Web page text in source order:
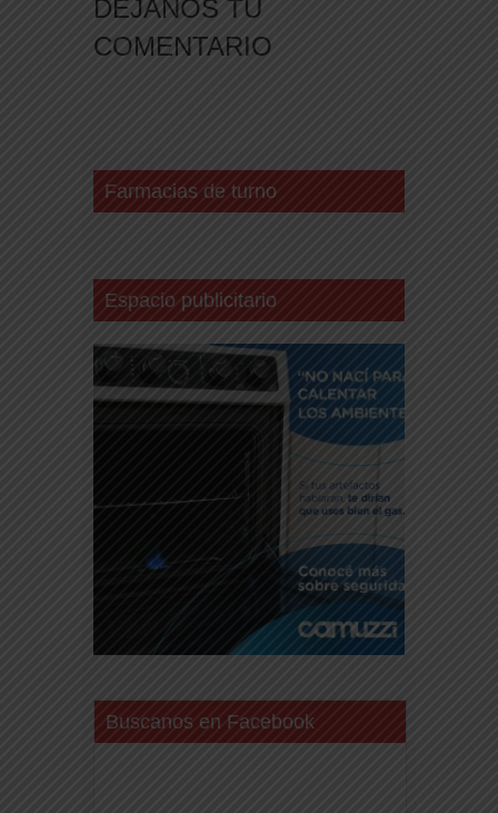
DEJANOS TU
COMENTARIO
Farmacias de turno
Espacio publicitario
Buscanos en Facebook